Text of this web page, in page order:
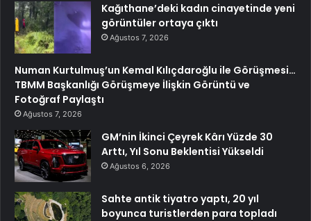
Kağıthane’deki kadın cinayetinde yeni
görüntüler ortaya çıktı
Ağustos 7, 2026
Numan Kurtulmuş’un Kemal Kılıçdaroğlu ile Görüşmesi…
TBMM Başkanlığı Görüşmeye İlişkin Görüntü ve
Fotoğraf Paylaştı
Ağustos 7, 2026
GM’nin İkinci Çeyrek Kârı Yüzde 30
Arttı, Yıl Sonu Beklentisi Yükseldi
Ağustos 6, 2026
Sahte antik tiyatro yaptı, 20 yıl
boyunca turistlerden para topladı